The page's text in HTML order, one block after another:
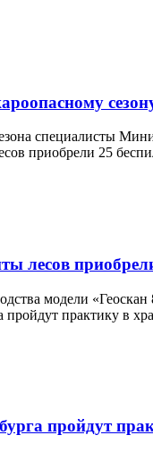
специалисты
лесов
модели «Геоскан
пройдут